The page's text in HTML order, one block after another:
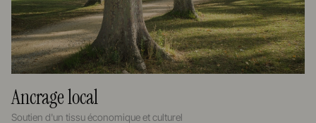
Ancrage local
Soutien d'un tissu économique et culturel